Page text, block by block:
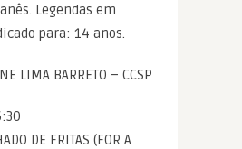
Legendas em
para: 14 anos.
LIMA BARRETO – CCSP
DE FRITAS (FOR A